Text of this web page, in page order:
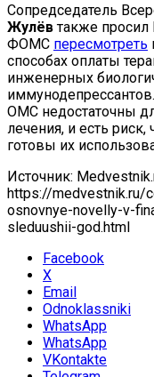
Сопредседатель
Жулёвтакже
ФОМС пересмотреть
способах оплаты
инженерных
ОМС недостаточны
лечения, и есть
готовы их
Источник:
https://medvestnik.ru/
osnovnye-novelly-v-
sleduushii-god.html
Facebook
X
Email
Odnoklassniki
WhatsApp
WhatsApp
VKontakte